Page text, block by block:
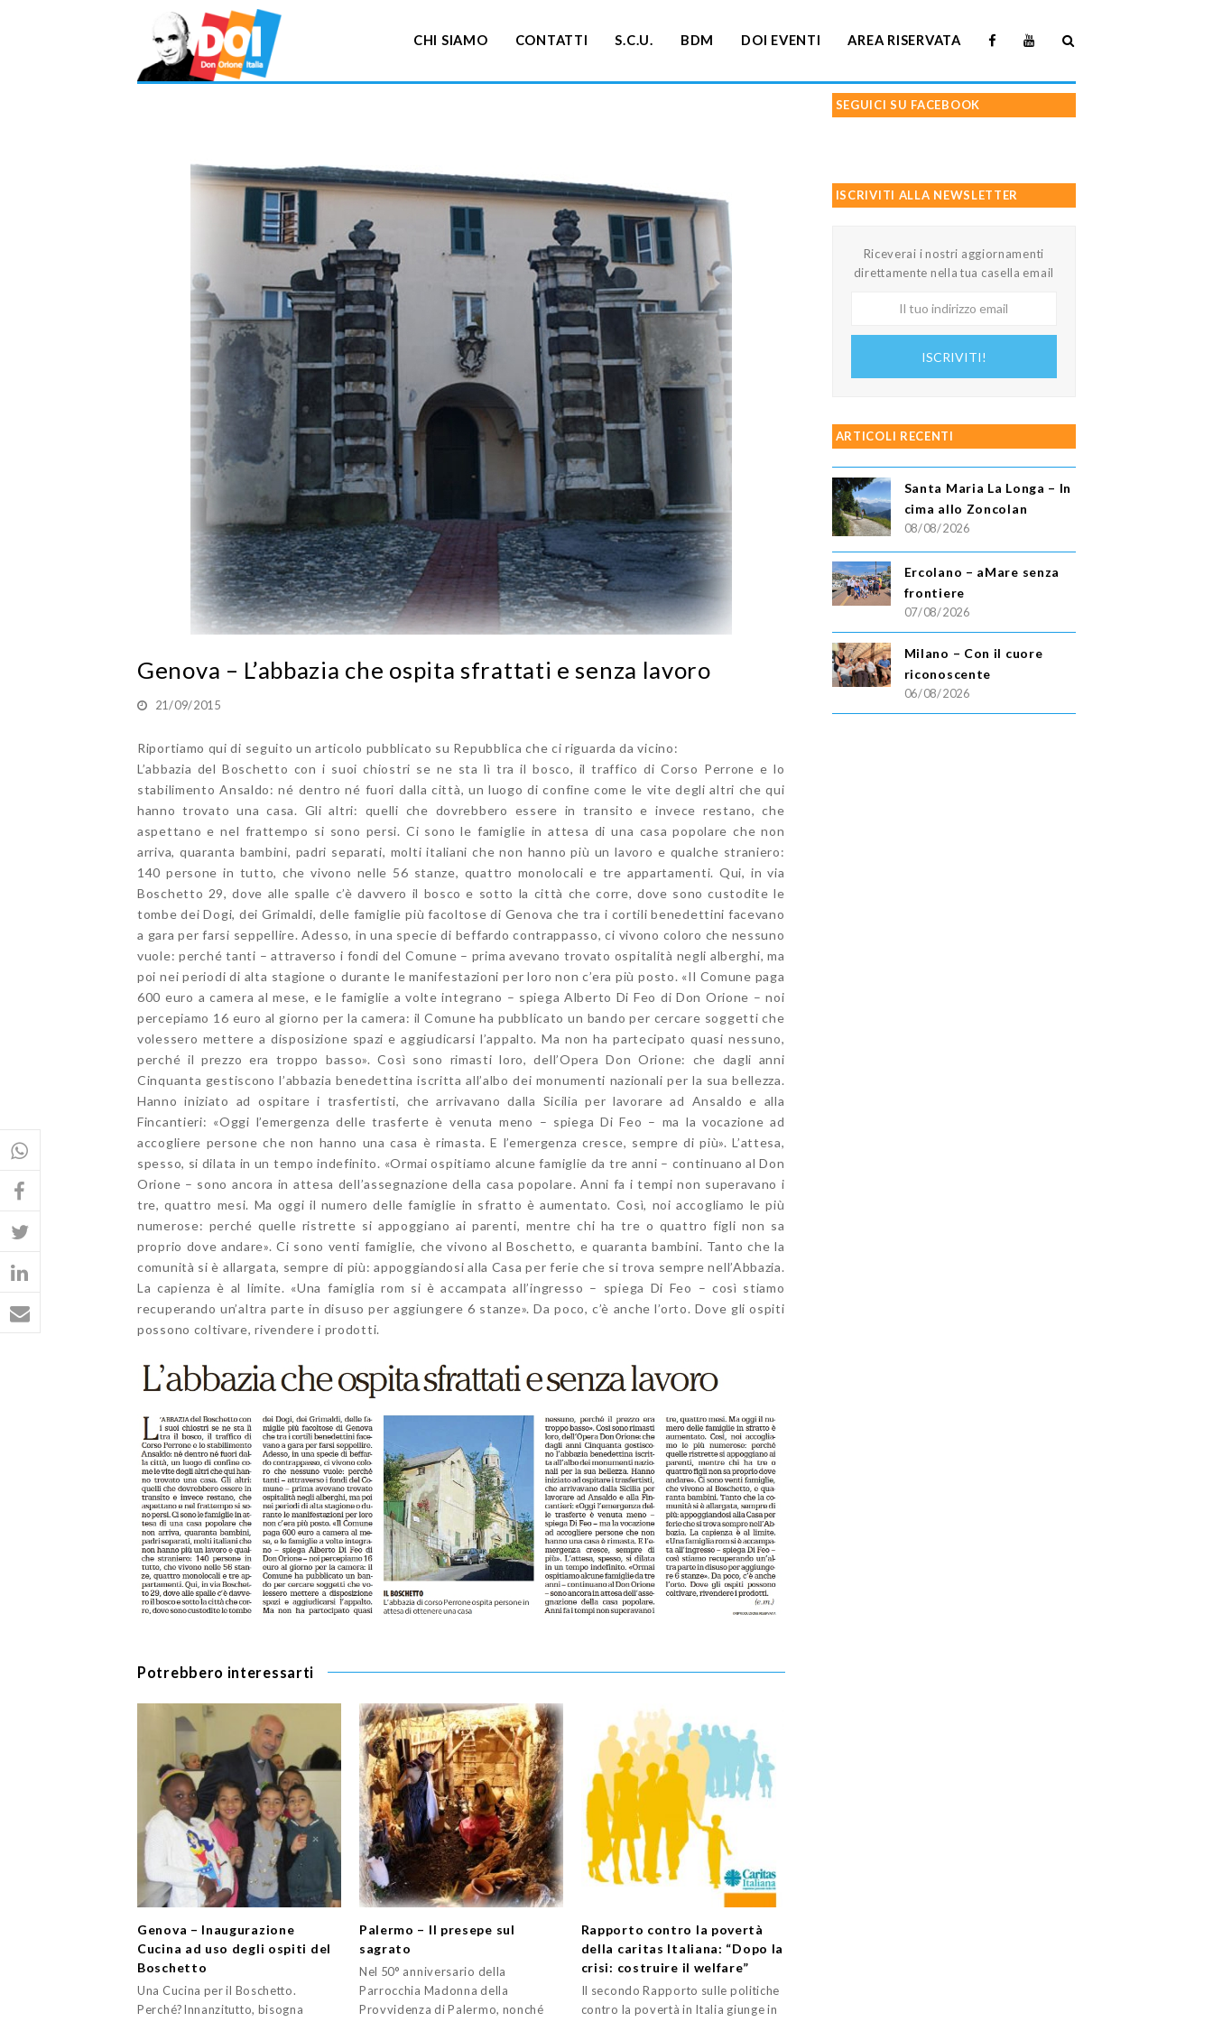
CHI SIAMO CONTATTI S.C.U. BDM DOI EVENTI AREA RISERVATA
Genova – L’abbazia che ospita sfrattati e senza lavoro
21/09/2015
Riportiamo qui di seguito un articolo pubblicato su Repubblica che ci riguarda da vicino:
L’abbazia del Boschetto con i suoi chiostri se ne sta lì tra il bosco, il traffico di Corso Perrone e lo
stabilimento Ansaldo: né dentro né fuori dalla città, un luogo di confine come le vite degli altri che qui
hanno trovato una casa. Gli altri: quelli che dovrebbero essere in transito e invece restano, che
aspettano e nel frattempo si sono persi. Ci sono le famiglie in attesa di una casa popolare che non
arriva, quaranta bambini, padri separati, molti italiani che non hanno più un lavoro e qualche straniero:
140 persone in tutto, che vivono nelle 56 stanze, quattro monolocali e tre appartamenti. Qui, in via
Boschetto 29, dove alle spalle c’è davvero il bosco e sotto la città che corre, dove sono custodite le
tombe dei Dogi, dei Grimaldi, delle famiglie più facoltose di Genova che tra i cortili benedettini facevano
a gara per farsi seppellire. Adesso, in una specie di beffardo contrappasso, ci vivono coloro che nessuno
vuole: perché tanti – attraverso i fondi del Comune – prima avevano trovato ospitalità negli alberghi, ma
poi nei periodi di alta stagione o durante le manifestazioni per loro non c’era più posto. «Il Comune paga
600 euro a camera al mese, e le famiglie a volte integrano – spiega Alberto Di Feo di Don Orione – noi
percepiamo 16 euro al giorno per la camera: il Comune ha pubblicato un bando per cercare soggetti che
volessero mettere a disposizione spazi e aggiudicarsi l’appalto. Ma non ha partecipato quasi nessuno,
perché il prezzo era troppo basso». Così sono rimasti loro, dell’Opera Don Orione: che dagli anni
Cinquanta gestiscono l’abbazia benedettina iscritta all’albo dei monumenti nazionali per la sua bellezza.
Hanno iniziato ad ospitare i trasfertisti, che arrivavano dalla Sicilia per lavorare ad Ansaldo e alla
Fincantieri: «Oggi l’emergenza delle trasferte è venuta meno – spiega Di Feo – ma la vocazione ad
accogliere persone che non hanno una casa è rimasta. E l’emergenza cresce, sempre di più». L’attesa,
spesso, si dilata in un tempo indefinito. «Ormai ospitiamo alcune famiglie da tre anni – continuano al Don
Orione – sono ancora in attesa dell’assegnazione della casa popolare. Anni fa i tempi non superavano i
tre, quattro mesi. Ma oggi il numero delle famiglie in sfratto è aumentato. Così, noi accogliamo le più
numerose: perché quelle ristrette si appoggiano ai parenti, mentre chi ha tre o quattro figli non sa
proprio dove andare». Ci sono venti famiglie, che vivono al Boschetto, e quaranta bambini. Tanto che la
comunità si è allargata, sempre di più: appoggiandosi alla Casa per ferie che si trova sempre nell’Abbazia.
La capienza è al limite. «Una famiglia rom si è accampata all’ingresso – spiega Di Feo – così stiamo
recuperando un’altra parte in disuso per aggiungere 6 stanze». Da poco, c’è anche l’orto. Dove gli ospiti
possono coltivare, rivendere i prodotti.
Potrebbero interessarti
Genova – Inaugurazione
Cucina ad uso degli ospiti del
Boschetto
Una Cucina per il Boschetto.
Perché?Innanzitutto, bisogna
Palermo – Il presepe sul
sagrato
Nel 50° anniversario della
Parrocchia Madonna della
Provvidenza di Palermo, nonché
Rapporto contro la povertà
della caritas Italiana: “Dopo la
crisi: costruire il welfare”
Il secondo Rapporto sulle politiche
contro la povertà in Italia giunge in
SEGUICI SU FACEBOOK
ISCRIVITI ALLA NEWSLETTER
Riceverai i nostri aggiornamenti
direttamente nella tua casella email
ISCRIVITI!
ARTICOLI RECENTI
Santa Maria La Longa – In
cima allo Zoncolan
08/08/2026
Ercolano – aMare senza
frontiere
07/08/2026
Milano – Con il cuore
riconoscente
06/08/2026